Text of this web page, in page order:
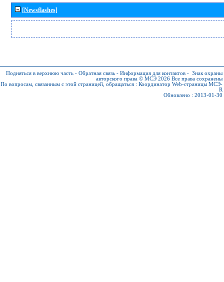
[Newsflashes]
Подняться в верхнюю часть - Обратная связь - Информация для контактов - Знак охраны
авторского права © МСЭ 2026 Все права сохранены
По вопросам, связанным с этой страницей, обращаться : Координатор Web-страницы МСЭ-
R
Обновлено : 2013-01-30